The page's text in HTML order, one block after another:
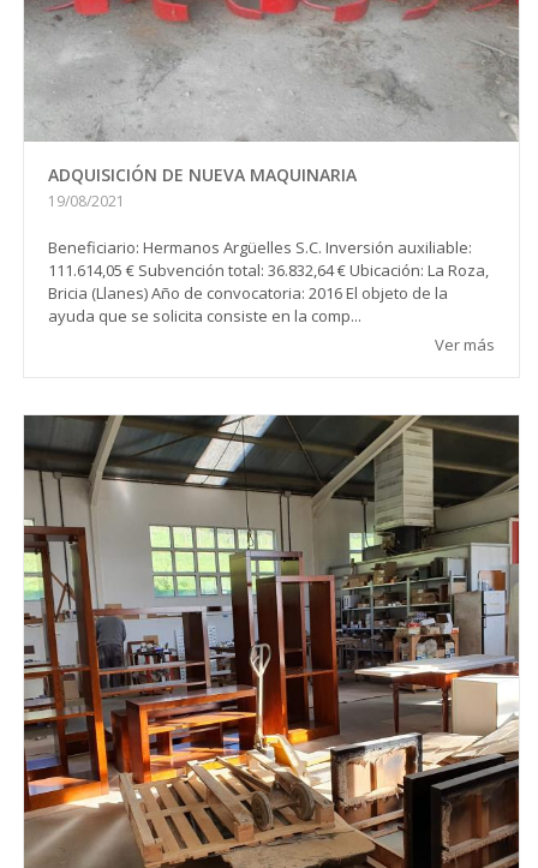
ADQUISICIÓN DE NUEVA MAQUINARIA
19/08/2021
Beneficiario: Hermanos Argüelles S.C. Inversión auxiliable:
111.614,05 € Subvención total: 36.832,64 € Ubicación: La Roza,
Bricia (Llanes) Año de convocatoria: 2016 El objeto de la
ayuda que se solicita consiste en la comp...
Ver más